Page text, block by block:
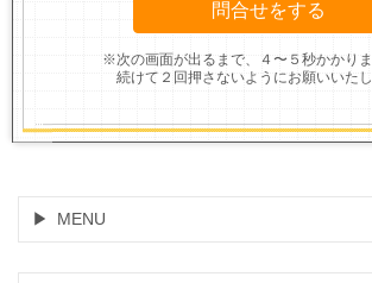
※次の画面が出るまで、４〜５秒かかりま
続けて２回押さないようにお願いいたし
MENU